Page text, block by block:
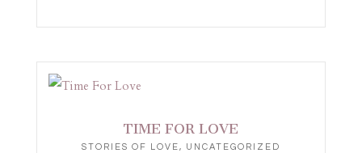
TIME FOR LOVE
STORIES OF LOVE, UNCATEGORIZED